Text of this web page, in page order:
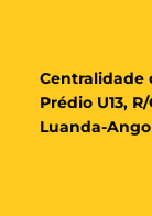
Centralidade
Prédio U13,
Luanda-